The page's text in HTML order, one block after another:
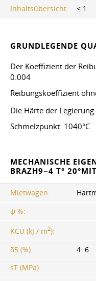
Inhaltsübersicht:
≤ 1
GRUNDLEGENDE
Der Koeffizient der
0.004
Reibungskoeffizient
Die Härte der
Schmelzpunkt: 1040°C
MECHANISCHE
BRAZH9−4 T° 20°MIT
Mietwagen:
ψ %:
KCU (kJ / m2):
δ5 (%):
4−6
sT (MPa):